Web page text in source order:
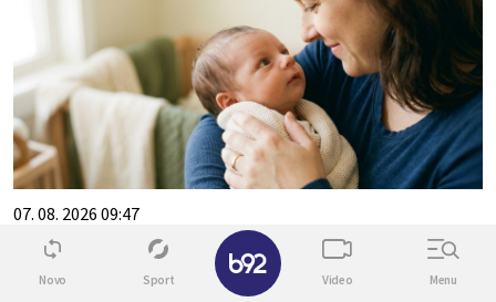
07. 08. 2026 09:47
Čiji hromozom određuje pol deteta? XX rađa se
devojčica, XY rađa se dečak
Novo Sport Video Menu
✕